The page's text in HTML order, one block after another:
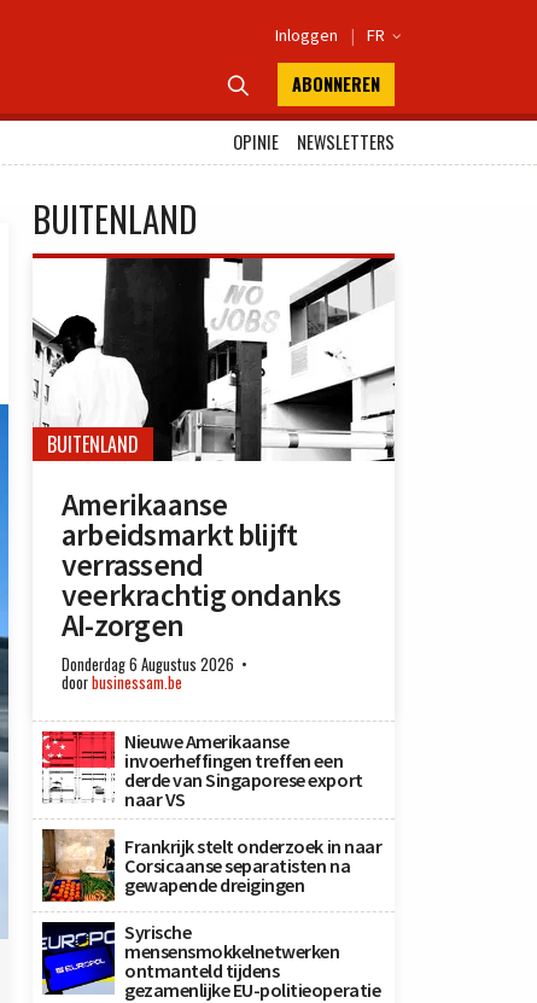
Inloggen | FR 
 ABONNEREN
OPINIE
NEWSLETTERS
BUITENLAND
BUITENLAND
Amerikaanse
arbeidsmarkt blijft
verrassend
veerkrachtig ondanks
AI-zorgen
Donderdag 6 Augustus 2026
doorbusinessam.be
Nieuwe Amerikaanse
invoerheffingen treffen een
derde van Singaporese export
naar VS
Frankrijk stelt onderzoek in naar
Corsicaanse separatisten na
gewapende dreigingen
Syrische
mensensmokkelnetwerken
ontmanteld tijdens
gezamenlijke EU-politieoperatie